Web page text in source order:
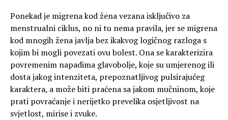
Ponekad je migrena kod žena vezana isključivo za
menstrualni ciklus, no ni tu nema pravila, jer se migrena
kod mnogih žena javlja bez ikakvog logičnog razloga s
kojim bi mogli povezati ovu bolest. Ona se karakterizira
povremenim napadima glavobolje, koje su umjerenog ili
dosta jakog intenziteta, prepoznatljivog pulsirajućeg
karaktera, a može biti praćena sa jakom mučninom, koje
prati povraćanje i nerijetko prevelika osjetljivost na
svjetlost, mirise i zvuke.